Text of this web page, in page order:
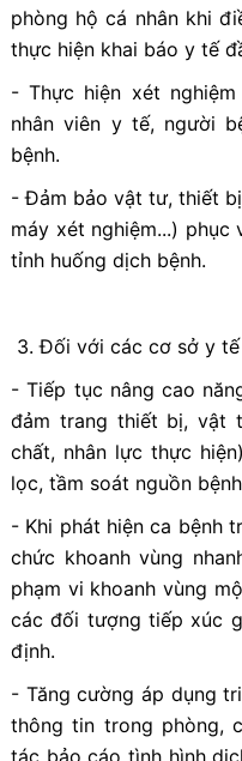
phòng hộ cá nhân khi
thực hiện khai báo y tế
- Thực hiện xét
nhân viên y tế, người
bệnh.
- Đảm bảo vật tư, thiết
máy xét nghiệm...)
tỉnh huống dịch bệnh.
3. Đối với các cơ sở y
- Tiếp tục nâng cao
đảm trang thiết bị, vật
chất, nhân lực thực
lọc, tầm soát nguồn
- Khi phát hiện ca bệnh
chức khoanh vùng
phạm vi khoanh vùng
các đối tượng tiếp xúc
định.
- Tăng cường áp dụng
thông tin trong phòng,
tác bảo cáo tình hình